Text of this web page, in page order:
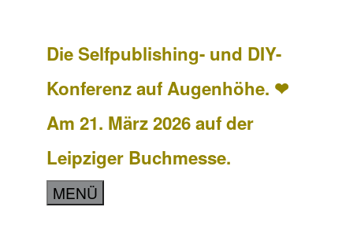
Die Selfpublishing- und DIY-
Konferenz auf Augenhöhe. ❤
Am 21. März 2026 auf der
Leipziger Buchmesse.
MENÜ